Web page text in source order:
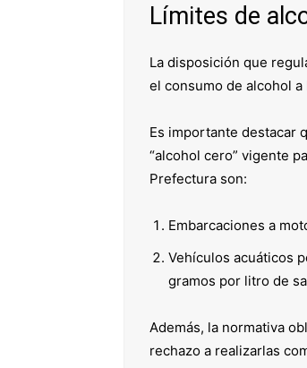
Límites de
La disposición que
el consumo de alcohol
Es importante destacar
“alcohol cero” vigente
Prefectura son:
Embarcaciones a
Vehículos acuáticos
gramos por litro de
Además, la normativa
rechazo a realizarlas